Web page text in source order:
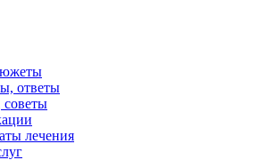
ответы
советы
лечения